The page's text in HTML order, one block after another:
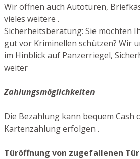
Wir öffnen auch Autotüren,
vieles weitere .
Sicherheitsberatung: Sie möchten
gut vor Kriminellen schützen? Wir
im Hinblick auf Panzerriegel,
weiter
Zahlungsmöglichkeiten
Die Bezahlung kann bequem Cash
Kartenzahlung erfolgen .
Türöffnung von zugefallenen